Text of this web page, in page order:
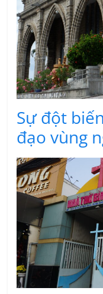
Sự đột
đạo vùng